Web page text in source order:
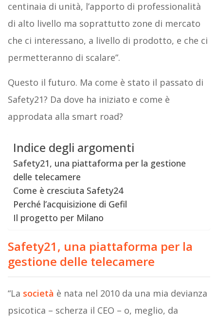
centinaia di unità, l’apporto di professionalità
di alto livello ma soprattutto zone di mercato
che ci interessano, a livello di prodotto, e che ci
permetteranno di scalare”.
Questo il futuro. Ma come è stato il passato di
Safety21? Da dove ha iniziato e come è
approdata alla smart road?
Indice degli argomenti
Safety21, una piattaforma per la gestione
delle telecamere
Come è cresciuta Safety24
Perché l’acquisizione di Gefil
Il progetto per Milano
Safety21, una piattaforma per la
gestione delle telecamere
“La società è nata nel 2010 da una mia devianza
psicotica – scherza il CEO – o, meglio, da